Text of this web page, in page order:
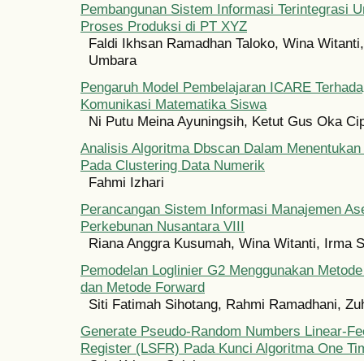
Pembangunan Sistem Informasi Terintegrasi
Proses Produksi di PT XYZ
Faldi Ikhsan Ramadhan Taloko, Wina
Umbara
Pengaruh Model Pembelajaran ICARE
Komunikasi Matematika Siswa
Ni Putu Meina Ayuningsih, Ketut Gus Oka
Analisis Algoritma Dbscan Dalam
Pada Clustering Data Numerik
Fahmi Izhari
Perancangan Sistem Informasi Manajemen
Perkebunan Nusantara VIII
Riana Anggra Kusumah, Wina Witanti, Irma
Pemodelan Loglinier G2 Menggunakan
dan Metode Forward
Siti Fatimah Sihotang, Rahmi Ramadhani,
Generate Pseudo-Random Numbers Linear-
Register (LSFR) Pada Kunci Algoritma One